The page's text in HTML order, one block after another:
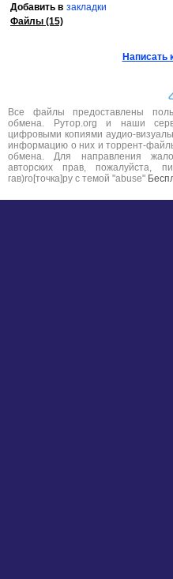
Добавить в закладки
Файлы (15)
Написать
Все файлы предоставлены
обмена. Рутор.org и наши
цифровыми копиями аудио-
информацию о них и торрент-
обмена. Для направления
авторских прав, пожалуйста,
гав)ro[точка]ру с темой "abuse"